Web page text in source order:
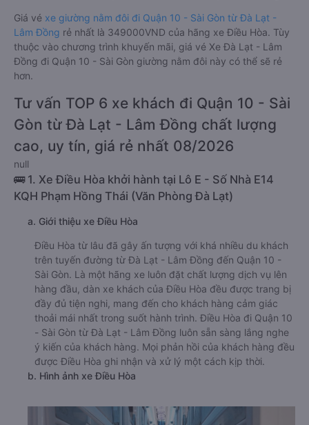
Giá vé xe giường nằm đôi đi Quận 10 - Sài Gòn từ Đà Lạt -
Lâm Đồng rẻ nhất là 349000VND của hãng xe Điều Hòa. Tùy
thuộc vào chương trình khuyến mãi, giá vé Xe Đà Lạt - Lâm
Đồng đi Quận 10 - Sài Gòn giường nằm đôi này có thể sẽ rẻ
hơn.
Tư vấn TOP 6 xe khách đi Quận 10 - Sài
Gòn từ Đà Lạt - Lâm Đồng chất lượng
cao, uy tín, giá rẻ nhất 08/2026
null
🚌 1. Xe Điều Hòa khởi hành tại Lô E - Số Nhà E14
KQH Phạm Hồng Thái (Văn Phòng Đà Lạt)
a. Giới thiệu xe Điều Hòa
Điều Hòa từ lâu đã gây ấn tượng với khá nhiều du khách
trên tuyến đường từ Đà Lạt - Lâm Đồng đến Quận 10 -
Sài Gòn. Là một hãng xe luôn đặt chất lượng dịch vụ lên
hàng đầu, dàn xe khách của Điều Hòa đều được trang bị
đầy đủ tiện nghi, mang đến cho khách hàng cảm giác
thoải mái nhất trong suốt hành trình. Điều Hòa đi Quận 10
- Sài Gòn từ Đà Lạt - Lâm Đồng luôn sẵn sàng lắng nghe
ý kiến của khách hàng. Mọi phản hồi của khách hàng đều
được Điều Hòa ghi nhận và xử lý một cách kịp thời.
b. Hình ảnh xe Điều Hòa